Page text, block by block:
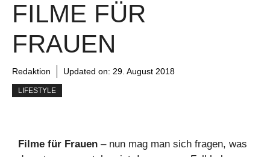
FILME FÜR
FRAUEN
Redaktion Updated on: 29. August 2018
LIFESTYLE
Filme für Frauen – nun mag man sich fragen, was